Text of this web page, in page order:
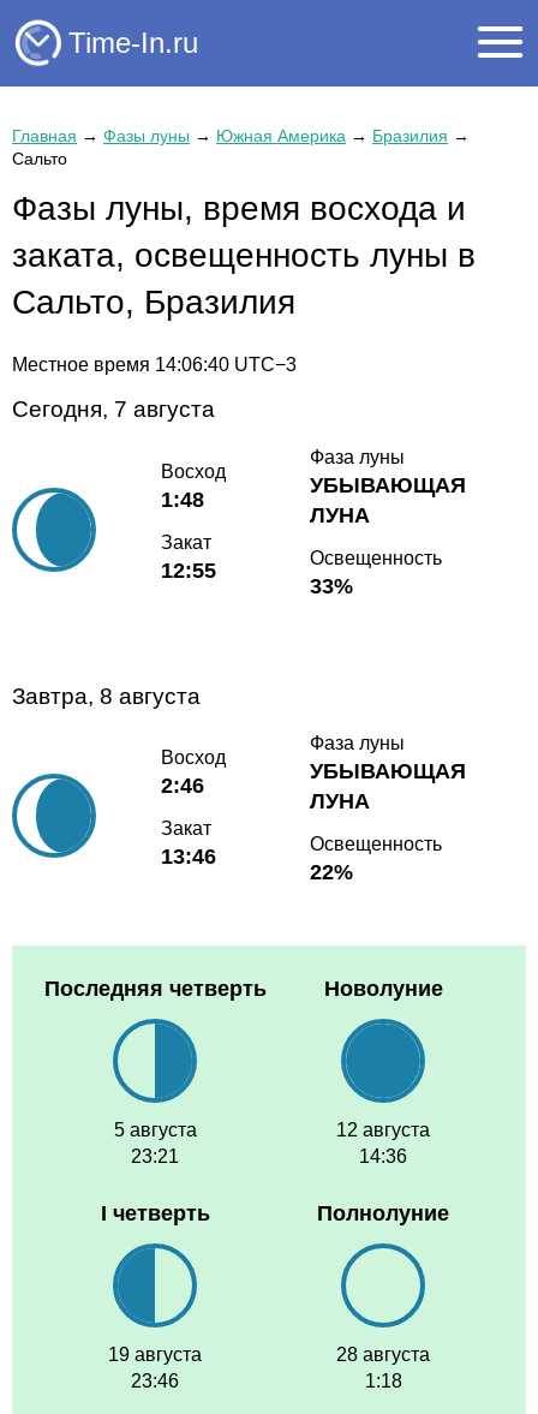
Time-In.ru
Главная → Фазы луны → Южная Америка → Бразилия →
Сальто
Фазы луны, время восхода и
заката, освещенность луны в
Сальто, Бразилия
Местное время 14:06:40 UTC−3
Сегодня, 7 августа
Восход
1:48
Закат
12:55
Фаза луны
УБЫВАЮЩАЯ
ЛУНА
Освещенность
33%
Завтра, 8 августа
Восход
2:46
Закат
13:46
Фаза луны
УБЫВАЮЩАЯ
ЛУНА
Освещенность
22%
Последняя четверть
5 августа
23:21
Новолуние
12 августа
14:36
I четверть
19 августа
23:46
Полнолуние
28 августа
1:18